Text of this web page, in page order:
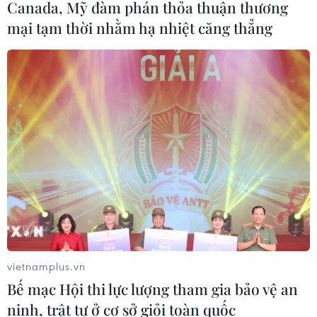
08/08/2026 00:12
Việt Nam khẳng định vị thế tại triển
lãm thương mại quốc tế của Ấn Độ
07/08/2026 23:08
Ngân hàng Trung ương Trung Quốc
mua thêm 20 tấn vàng trong tháng 7
07/08/2026 15:21
Chuyên gia quốc tế đánh giá tích cực
về tiền đồng của Việt Nam
07/08/2026 12:46
Canada, Mỹ đàm phán thỏa thuận thương
mại tạm thời nhằm hạ nhiệt căng thẳng
vietnamplus.vn
Bế mạc Hội thi lực lượng tham gia bảo vệ an
ninh, trật tự ở cơ sở giỏi toàn quốc